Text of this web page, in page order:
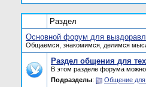
Раздел
Основной форум для
Общаемся, знакомимся, делимся
Раздел общения для
В этом разделе форума
Подразделы: Общение для